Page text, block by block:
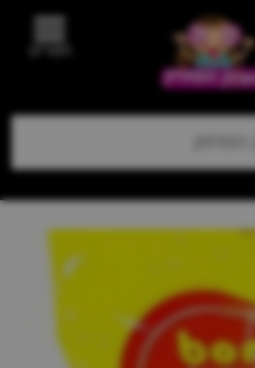
תפריט